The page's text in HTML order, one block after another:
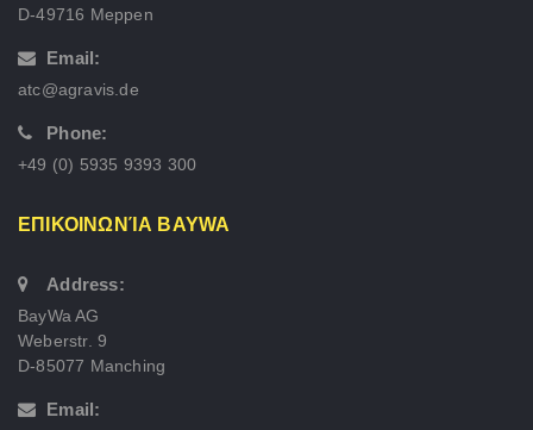
D-49716 Meppen
Email:
atc@agravis.de
Phone:
+49 (0) 5935 9393 300
ΕΠΙΚΟΙΝΩΝΊΑ BAYWA
Address:
BayWa AG
Weberstr. 9
D-85077 Manching
Email: